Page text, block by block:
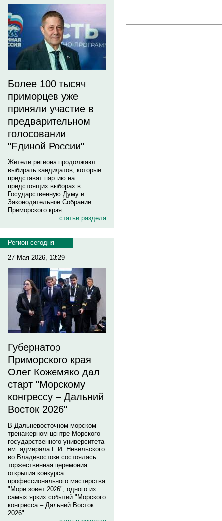
Более 100 тысяч
приморцев уже
приняли участие в
предварительном
голосовании
"Единой России"
Жители региона продолжают
выбирать кандидатов, которые
представят партию на
предстоящих выборах в
Государственную Думу и
Законодательное Собрание
Приморского края.
статьи раздела
Регион сегодня
27 Мая 2026, 13:29
Губернатор
Приморского края
Олег Кожемяко дал
старт "Морскому
конгрессу – Дальний
Восток 2026"
В Дальневосточном морском
тренажерном центре Морского
государственного университета
им. адмирала Г. И. Невельского
во Владивостоке состоялась
торжественная церемония
открытия конкурса
профессионального мастерства
"Море зовет 2026", одного из
самых ярких событий "Морского
конгресса – Дальний Восток
2026".